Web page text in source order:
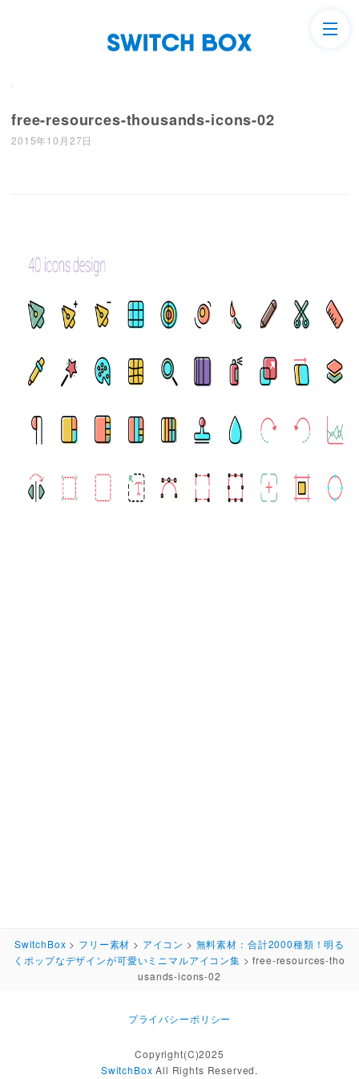
free-resources-thousands-icons-02
2015年10月27日
SwitchBox > フリー素材 > アイコン > 無料素材：合計2000種類！明る
くポップなデザインが可愛いミニマルアイコン集 >free-resources-tho
usands-icons-02
プライバシーポリシー
Copyright(C)2025
SwitchBox All Rights Reserved.